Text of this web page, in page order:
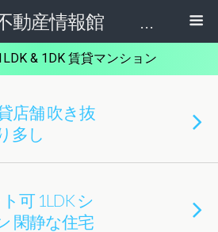
日替わり不動産情報館 リア･ライブログ
& 1DK 賃貸マンション
店舗 吹き抜
多し
可 1LDK シ
閑静な住宅